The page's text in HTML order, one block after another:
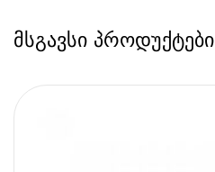
მსგავსი პროდუქტები